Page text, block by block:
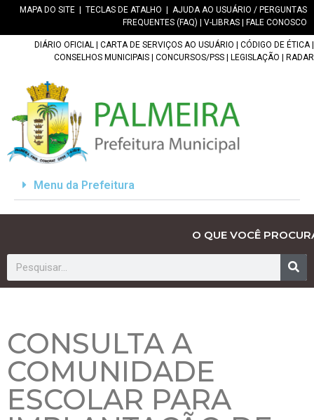
MAPA DO SITE TECLAS DE ATALHO
AJUDA AO USUÁRIO / PERGUNTAS
FREQUENTES (FAQ)
V-LIBRAS FALE CONOSCO
DIÁRIO OFICIAL CARTA DE SERVIÇOS AO USUÁRIO CÓDIGO DE ÉTICA|
CONSELHOS MUNICIPAIS
CONCURSOS/PSS LEGISLAÇÃO RADAR
Menu da Prefeitura
O QUE VOCÊ
CONSULTA A
COMUNIDADE
ESCOLAR PARA